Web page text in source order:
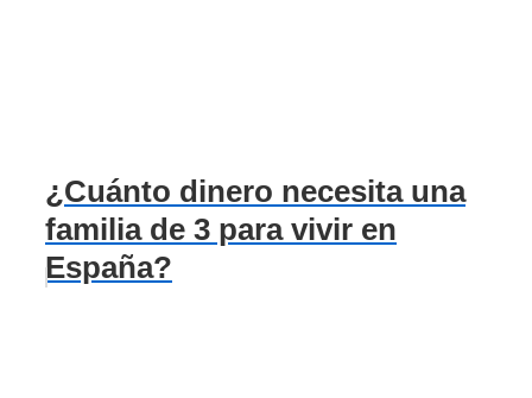
¿Cuánto dinero necesita una
familia de 3 para vivir en
España?